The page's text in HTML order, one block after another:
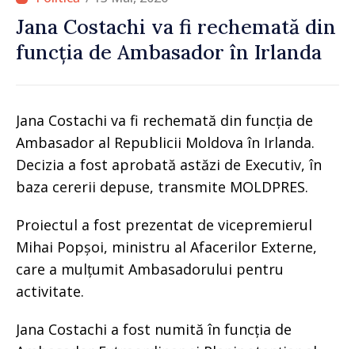
Jana Costachi va fi rechemată din
funcția de Ambasador în Irlanda
Jana Costachi va fi rechemată din funcția de
Ambasador al Republicii Moldova în Irlanda.
Decizia a fost aprobată astăzi de Executiv, în
baza cererii depuse, transmite MOLDPRES.
Proiectul a fost prezentat de vicepremierul
Mihai Popșoi, ministru al Afacerilor Externe,
care a mulțumit Ambasadorului pentru
activitate.
Jana Costachi a fost numită în funcția de